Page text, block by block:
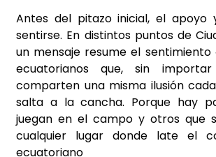
Antes del pitazo inicial, el apoyo
sentirse. En distintos puntos de
un mensaje resume el sentimiento
ecuatorianos que, sin
comparten una misma ilusión
salta a la cancha. Porque hay
juegan en el campo y otros que
cualquier lugar donde late el
ecuatoriano